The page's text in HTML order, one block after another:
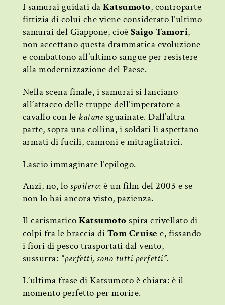
I samurai guidati daKatsumoto, controparte
fittizia di colui che viene considerato l’ultimo
samurai del Giappone, cioèSaigō Tamori,
non accettano questa drammatica evoluzione
e combattono all’ultimo sangue per resistere
alla modernizzazione del Paese.
Nella scena finale, i samurai si lanciano
all’attacco delle truppe dell’imperatore a
cavallo con le katane sguainate. Dall’altra
parte, sopra una collina, i soldati li aspettano
armati di fucili, cannoni e mitragliatrici.
Lascio immaginare l’epilogo.
Anzi, no, lospoilero: è un film del 2003 e se
non lo hai ancora visto, pazienza.
Il carismaticoKatsumoto spira crivellato di
colpi fra le braccia di Tom Cruise e, fissando
i fiori di pesco trasportati dal vento,
sussurra: “perfetti, sono tutti perfetti”.
L’ultima frase di Katsumoto è chiara: è il
momento perfetto per morire.